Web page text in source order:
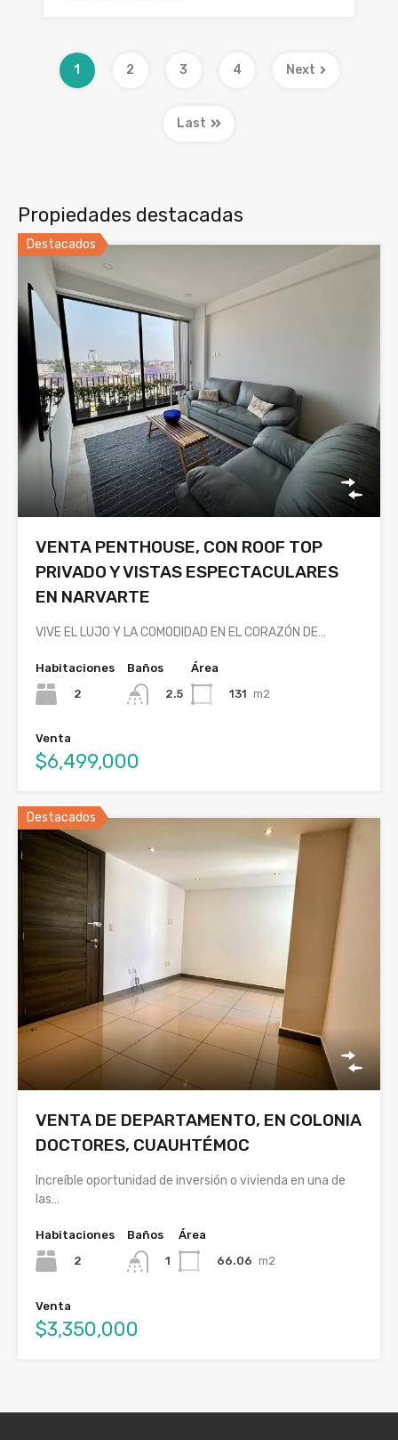
1 2 3 4 Next
Last
Propiedades destacadas
Destacados
VENTA PENTHOUSE, CON ROOF TOP
PRIVADO Y VISTAS ESPECTACULARES
EN NARVARTE
VIVE EL LUJO Y LA COMODIDAD EN EL CORAZÓN DE…
Habitaciones
2
Baños
2.5
Área
131 m2
Venta
$6,499,000
Destacados
VENTA DE DEPARTAMENTO, EN COLONIA
DOCTORES, CUAUHTÉMOC
Increíble oportunidad de inversión o vivienda en una de
las…
Habitaciones
2
Baños
1
Área
66.06 m2
Venta
$3,350,000